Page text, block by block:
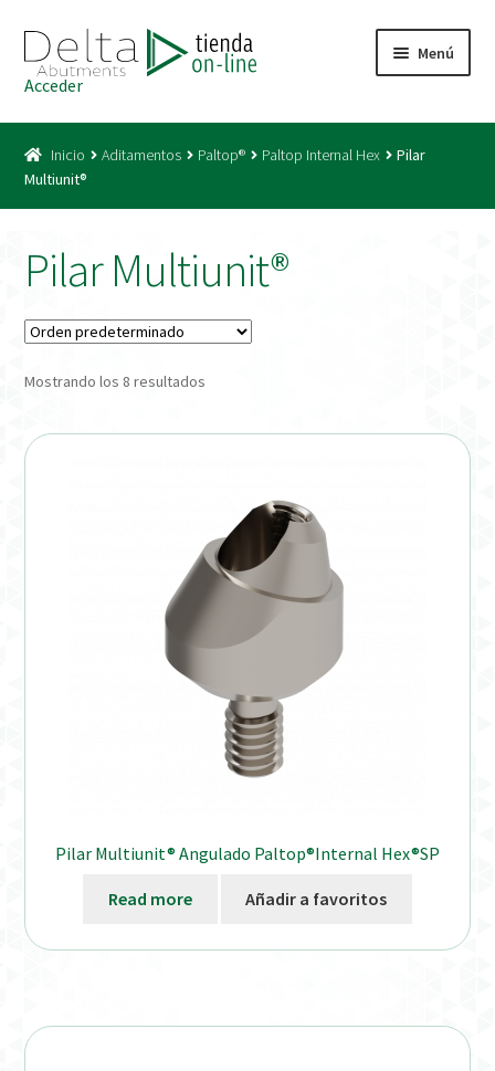
a
la
navegación
al
contenido
Menú
Acceso
Catálogo
Condiciones Bono
Conexiones CAD CAM
Instrucciones de uso
Instrucciones de uso (ESP)
Instructions for Use (ENG)
On-line Store
Productos Favoritos
Verification Required
Acceder
Inicio Aditamentos Paltop® Paltop Internal Hex
Pilar
Multiunit®
Pilar Multiunit®
Mostrando los 8 resultados
Pilar Multiunit® Angulado Paltop®Internal Hex®SP
Read more Añadir a favoritos